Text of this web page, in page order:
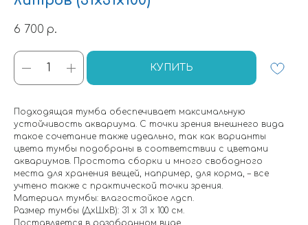
6 700 р.
КУПИТЬ
Подходящая тумба обеспечивает максимальную
устойчивость аквариума. С точки зрения внешнего вида
такое сочетание также идеально, так как варианты
цвета тумбы подобраны в соответствии с цветами
аквариумов. Простота сборки и много свободного
места для хранения вещей, например, для корма, – все
учтено также с практической точки зрения.
Материал тумбы: влагостойкое лдсп.
Размер тумбы (ДхШхВ): 31 х 31 х 100 см.
Поставляется в разобранном виде.